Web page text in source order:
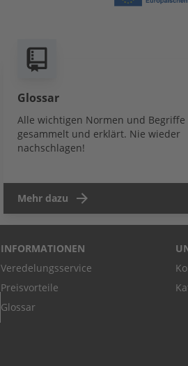
Glossar
Alle wichtigen Normen und Begriffe
gesammelt und erklärt. Nie wieder
nachschlagen!
Mehr dazu
INFORMATIONEN
Veredelungsservice
Preisvorteile
Glossar